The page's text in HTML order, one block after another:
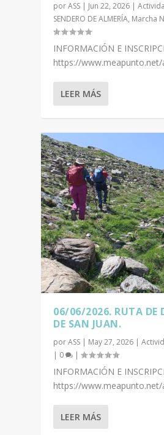
porASS | Jun 22, 2026 |
SENDERO DE ALMERÍA, Marcha
INFORMACIÓN E
https://
LEER MÁS
06/06/2026. RUTA DE
DE SAN JUAN.
porASS | May 27, 2026 |
| 0 |
INFORMACIÓN E
https://
LEER MÁS